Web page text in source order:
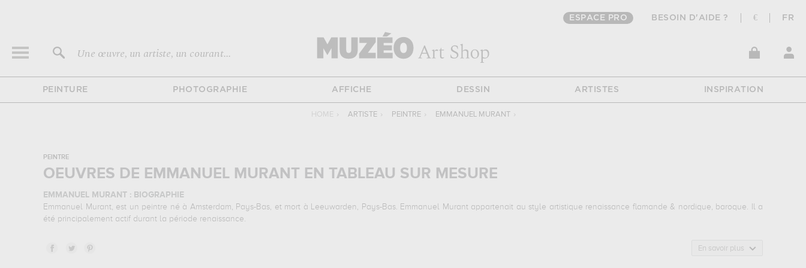
ESPACE PRO BESOIN D'AIDE ? € FR
Une œuvre, un artiste, un courant...
PEINTURE PHOTOGRAPHIE AFFICHE DESSIN ARTISTES INSPIRATION
HOME › ARTISTE › PEINTRE › EMMANUEL MURANT ›
PEINTRE
OEUVRES DE EMMANUEL MURANT EN TABLEAU SUR MESURE
EMMANUEL MURANT : BIOGRAPHIE
Emmanuel Murant, est un peintre né à Amsterdam, Pays-Bas, et mort à Leeuwarden, Pays-Bas. Emmanuel Murant appartenait au style artistique renaissance flamande & nordique, baroque. Il a
été principalement actif durant la période renaissance.
EMMANUEL MURANT : SES PRINCIPALES OEUVRES
En savoir plus